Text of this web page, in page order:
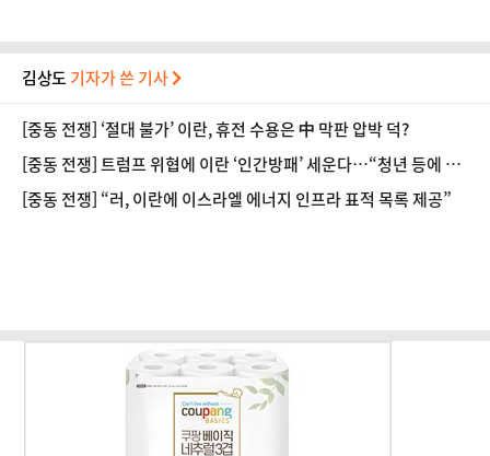
김상도 기자가 쓴 기사
[중동 전쟁] ‘절대 불가’ 이란, 휴전 수용은 中 막판 압박 덕?
[중동 전쟁] 트럼프 위협에 이란 ‘인간방패’ 세운다…“청년 등에 발
전소 앞에 모여라”
[중동 전쟁] “러, 이란에 이스라엘 에너지 인프라 표적 목록 제공”